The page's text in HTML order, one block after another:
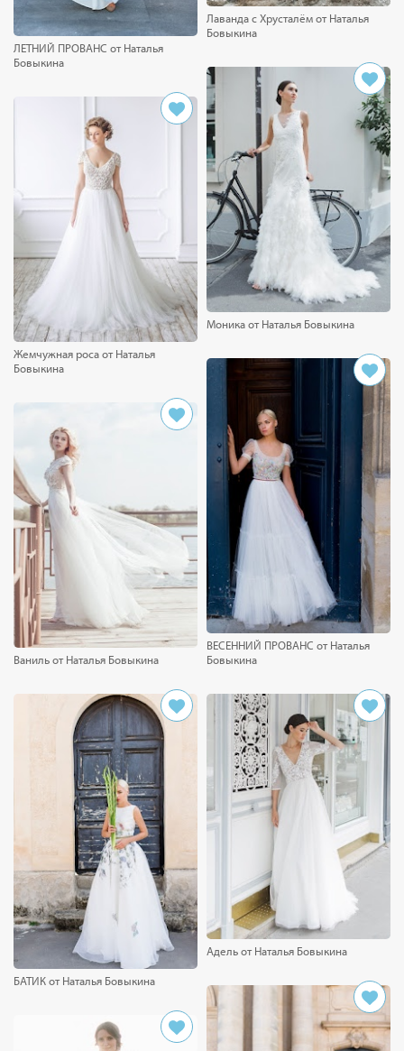
ЛЕТНИЙ ПРОВАНС от Наталья
Бовыкина
Лаванда с Хрусталём от Наталья
Бовыкина
Жемчужная роса от Наталья
Бовыкина
Моника от Наталья Бовыкина
Ваниль от Наталья Бовыкина
ВЕСЕННИЙ ПРОВАНС от Наталья
Бовыкина
БАТИК от Наталья Бовыкина
Адель от Наталья Бовыкина